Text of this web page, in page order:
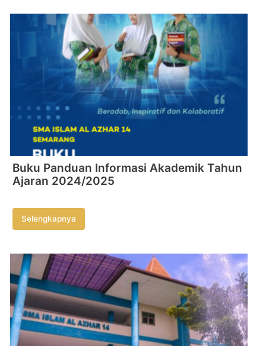
Buku Panduan Informasi Akademik Tahun
Ajaran 2024/2025
Selengkapnya